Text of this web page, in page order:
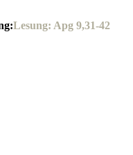
Lesung: Apg 9,31-42